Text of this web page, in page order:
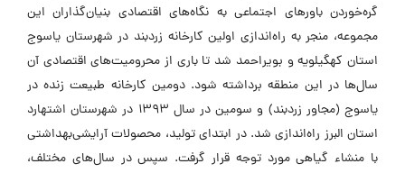
گره‌خوردن باورهای اجتماعی به نگاه‌های اقتصادی بنیان‌گذاران این
مجموعه، منجر به راه‌اندازی اولین کارخانه زردبند در شهرستان یاسوج
استان کهگیلویه و بویراحمد شد تا باری از محرومیت‌های اقتصادی آن
سال‌ها در این منطقه برداشته شود. دومین کارخانه طبیعت زنده در
یاسوج (مجاور زردبند) و سومین در سال ۱۳۹۳ در شهرستان اشتهارد
استان البرز راه‌اندازی شد. در ابتدای تولید، محصولات آرایشی‌بهداشتی
با منشاء گیاهی مورد توجه قرار گرفت. سپس در سال‌های مختلف،